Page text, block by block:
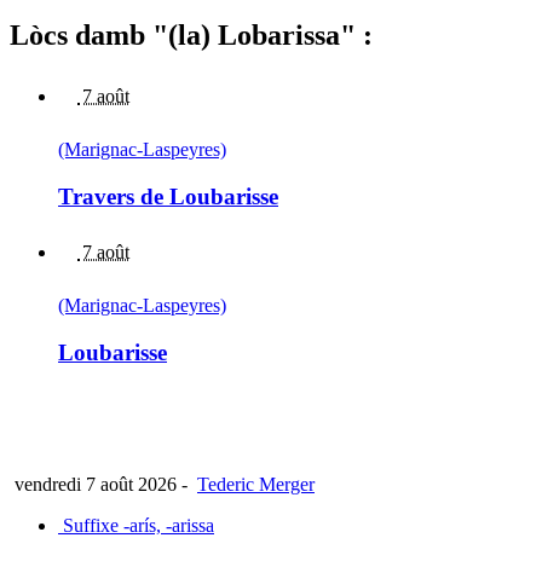
Lòcs damb "(la) Lobarissa" :
7 août
(Marignac-Laspeyres)
Travers de Loubarisse
7 août
(Marignac-Laspeyres)
Loubarisse
vendredi 7 août 2026 - Tederic Merger
Suffixe -arís, -arissa